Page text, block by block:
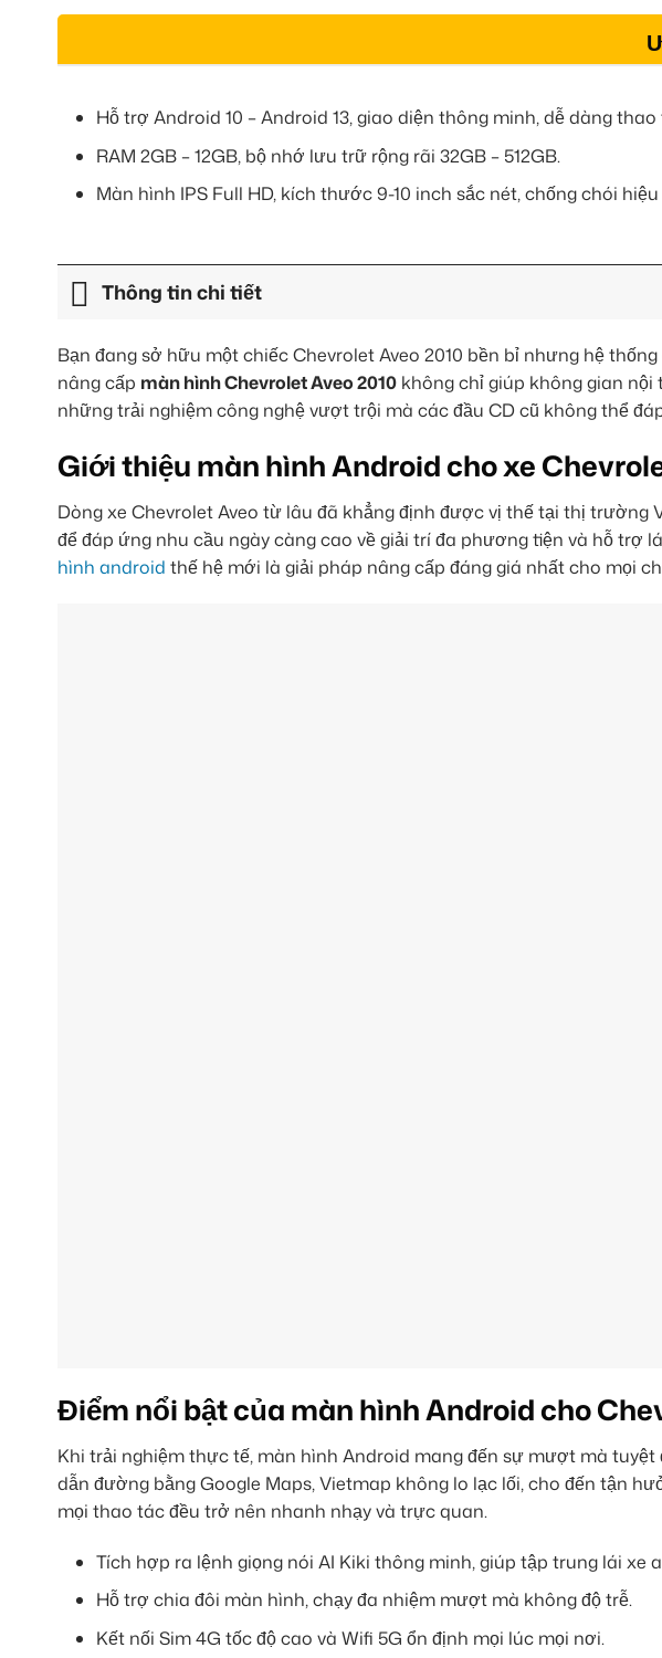
Hỗ trợ Android 10 – Android 13, giao diện thông minh, dễ dàng thao
RAM 2GB – 12GB, bộ nhớ lưu trữ rộng rãi 32GB – 512GB.
Màn hình IPS Full HD, kích thước 9-10 inch sắc nét, chống chói hiệu
Thông tin chi tiết
Bạn đang sở hữu một chiếc Chevrolet Aveo 2010 bền bỉ nhưng hệ
nâng cấp màn hình Chevrolet Aveo 2010 không chỉ giúp không gian
những trải nghiệm công nghệ vượt trội mà các đầu CD cũ không thể
Giới thiệu màn hình Android cho xe
Dòng xe Chevrolet Aveo từ lâu đã khẳng định được vị thế tại thị trường
để đáp ứng nhu cầu ngày càng cao về giải trí đa phương tiện và hỗ trợ
hình android thế hệ mới là giải pháp nâng cấp đáng giá nhất cho mọi
Điểm nổi bật của màn hình Android cho
Khi trải nghiệm thực tế, màn hình Android mang đến sự mượt mà
dẫn đường bằng Google Maps, Vietmap không lo lạc lối, cho đến tận
mọi thao tác đều trở nên nhanh nhạy và trực quan.
Tích hợp ra lệnh giọng nói AI Kiki thông minh, giúp tập trung lái xe
Hỗ trợ chia đôi màn hình, chạy đa nhiệm mượt mà không độ trễ.
Kết nối Sim 4G tốc độ cao và Wifi 5G ổn định mọi lúc mọi nơi.